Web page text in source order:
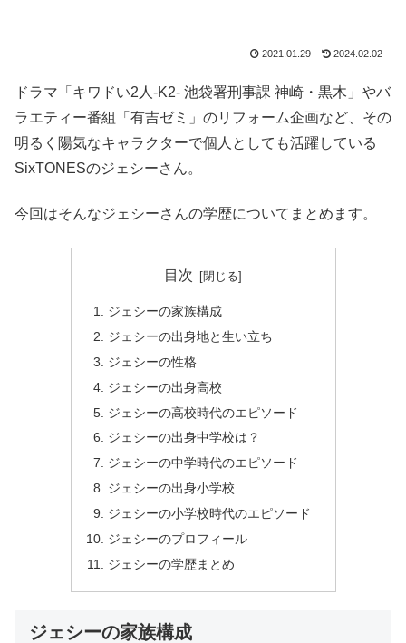
2021.01.29 2024.02.02
ドラマ「キワドい2人-K2- 池袋署刑事課 神崎・黒木」やバ
ラエティー番組「有吉ゼミ」のリフォーム企画など、その
明るく陽気なキャラクターで個人としても活躍している
SixTONESのジェシーさん。
今回はそんなジェシーさんの学歴についてまとめます。
目次
ジェシーの家族構成
ジェシーの出身地と生い立ち
ジェシーの性格
ジェシーの出身高校
ジェシーの高校時代のエピソード
ジェシーの出身中学校は？
ジェシーの中学時代のエピソード
ジェシーの出身小学校
ジェシーの小学校時代のエピソード
ジェシーのプロフィール
ジェシーの学歴まとめ
ジェシーの家族構成